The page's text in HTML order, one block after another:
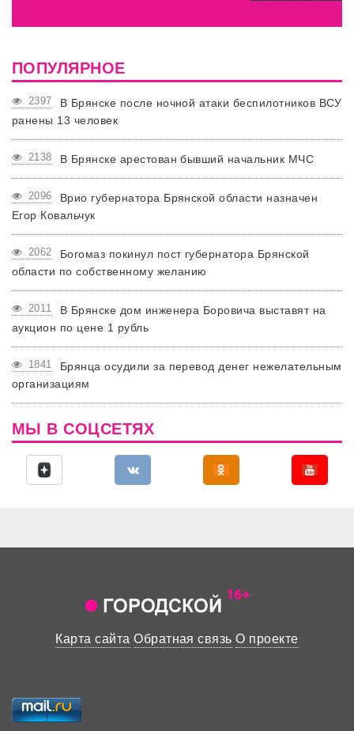
ПОПУЛЯРНОЕ
2397
В Брянске после ночной атаки беспилотников ВСУ
ранены 13 человек
2138 В Брянске арестован бывший начальник МЧС
2096
Врио губернатора Брянской области назначен
Егор Ковальчук
2062
Богомаз покинул пост губернатора Брянской
области по собственному желанию
2011
В Брянске дом инженера Боровича выставят на
аукцион по цене 1 рубль
1841
Брянца осудили за перевод денег нежелательным
организациям
МЫ В СОЦСЕТЯХ
Карта сайта Обратная связь О проекте